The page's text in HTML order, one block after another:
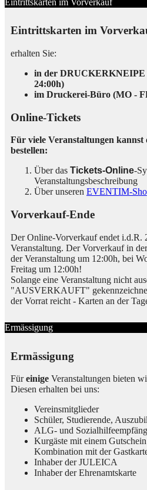
Eintrittskarten im
erhalten Sie:
in der DRUCKERKNEIPE
24:00h)
im Druckerei-Büro (MO -
Online-Tickets
Für viele Veranstaltungen
bestellen:
Über das Tickets-Online-
Veranstaltungsbeschreibung
Über unseren EVENTIM-
Vorverkauf-Ende
Der Online-Vorverkauf endet i.d.R.
Veranstaltung. Der Vorverkauf in
der Veranstaltung um 12:00h, bei
Freitag um 12:00h!
Solange eine Veranstaltung nicht
"AUSVERKAUFT"
der Vorrat reicht - Karten an der
Ermässigung
Ermässigung
Füreinige Veranstaltungen bieten
Diesen erhalten bei uns:
Vereinsmitglieder
Schüler, Studierende,
ALG- und
Kurgäste mit einem
Kombination mit der
Inhaber der JULEICA
Inhaber der Ehrenamtskarte